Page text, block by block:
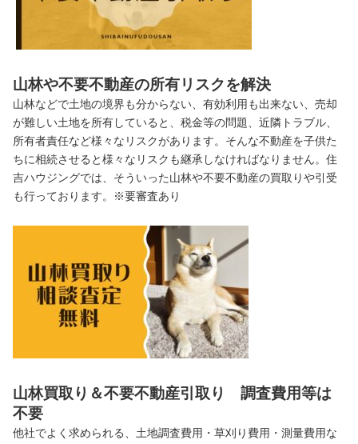
山林や不要不動産の所有リスクを解決
山林などで土地の境界も分からない、有効利用も出来ない、売却
が難しい土地を所有していると、税金等の問題、近隣トラブル、
所有者責任など様々なリスクがあります。そんな不動産を子供た
ちに相続させると様々なリスクも継承しなければなりません。住
吉ハウジングでは、そういった山林や不要不動産の買取りや引受
も行っております。※要審査あり
山林買取り＆不要不動産引取り 調査費用等は
不要
他社でよく求められる、土地調査費用・草刈り費用・測量費用な